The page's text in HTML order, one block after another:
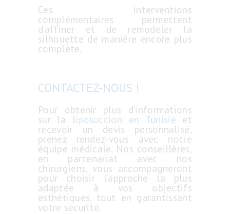
Ces interventions
complémentaires permettent
d’affiner et de remodeler la
silhouette de manière encore plus
complète.
CONTACTEZ-NOUS !
Pour obtenir plus d’informations
sur la liposuccion en Tunisie et
recevoir un devis personnalisé,
prenez rendez-vous avec notre
équipe médicale. Nos conseillères,
en partenariat avec nos
chirurgiens, vous accompagneront
pour choisir l’approche la plus
adaptée à vos objectifs
esthétiques, tout en garantissant
votre sécurité.